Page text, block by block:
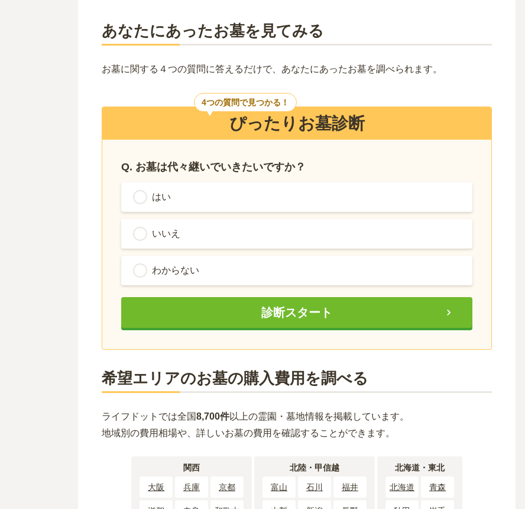
あなたにあったお墓を見てみる
お墓に関する４つの質問に答えるだけで、あなたにあったお墓を調べられます。
ぴったりお墓診断
4つの質問で見つかる！
Q. お墓は代々継いでいきたいですか？
はい
いいえ
わからない
診断スタート
希望エリアのお墓の購入費用を調べる
ライフドットでは全国8,700件以上の霊園・墓地情報を掲載しています。
地域別の費用相場や、詳しいお墓の費用を確認することができます。
北海道・東北
北海道 青森
北陸・甲信越
富山 石川 福井
関西
大阪 兵庫 京都